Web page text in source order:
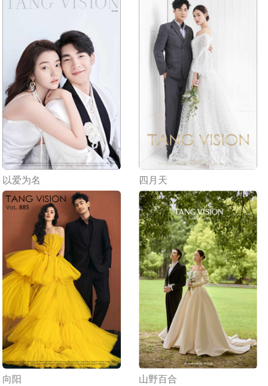
以爱为名 四月天
向阳 山野百合